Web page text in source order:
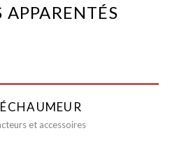
APPARENTÉS
et accessoires